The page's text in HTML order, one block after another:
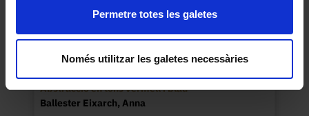
Permetre totes les galetes
Només utilitzar les galetes necessàries
Abstracció en tons vermell i blau
Ballester Eixarch, Anna